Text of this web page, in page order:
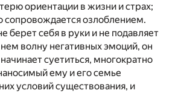
ориентации в жизни и страх;
сопровождается озлоблением.
берет себя в руки и не подавляет
волну негативных эмоций, он
суетиться, многократно
ему и его семье
условий существования, и